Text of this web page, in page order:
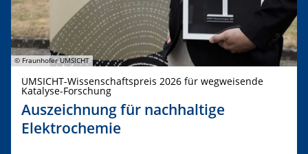
© Fraunhofer UMSICHT
UMSICHT-Wissenschaftspreis 2026 für wegweisende
Katalyse-Forschung
Auszeichnung für nachhaltige
Elektrochemie